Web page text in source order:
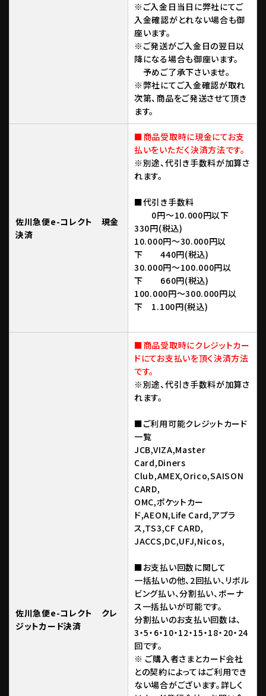
※ご入金日当日に弊社にてご
入金確認がとれない場合も御
座います。
※ご発送がご入金日の翌日以
降になる場合も御座います。
予めご了承下さいませ。
※弊社にてご入金確認が取れ
次第、商品をご発送させて頂き
ます。
佐川急便e-コレクト 現金
決済
■商品受取時に現金にてお支
払いをいただく決済方法です。
※別途、代引き手数料が加算さ
れます。
■代引き手数料
0円～10.000円以下
330円(税込)
10.000円～30.000円以
下 440円(税込)
30.000円～100.000円以
下 660円(税込)
100.000円～300.000円以
下 1.100円(税込)
佐川急便e-コレクト クレ
ジットカード決済
■商品受取時にクレジットカー
ドにてお支払いを頂く決済方法
です。
※別途、代引き手数料が加算さ
れます。
■ご利用可能クレジットカード
一覧
JCB,VIZA,Master
Card,Diners
Club,AMEX,Orico,SAISON
CARD,
OMC,ポケットカー
ド,AEON,Life Card,アプラ
ス,TS3,CF CARD,
JACCS,DC,UFJ,Nicos,
■お支払い回数に関して
一括払いの他、2回払い、リボル
ビング払い、分割払い、ボーナ
ス一括払いが可能です。
分割払いのお支払い回数は、
3・5・6・10・12・15・18・20・24
回です。
※ ご購入者さまとカード会社
との契約によってはご利用でき
ない場合がございます。詳しく